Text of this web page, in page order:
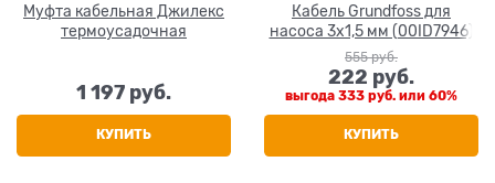
Муфта кабельная Джилекс
термоусадочная
1 197 руб.
КУПИТЬ
Кабель Grundfoss для
насоса 3x1,5 мм (00ID7946)
555 руб.
222 руб.
выгода 333 руб. или 60%
КУПИТЬ